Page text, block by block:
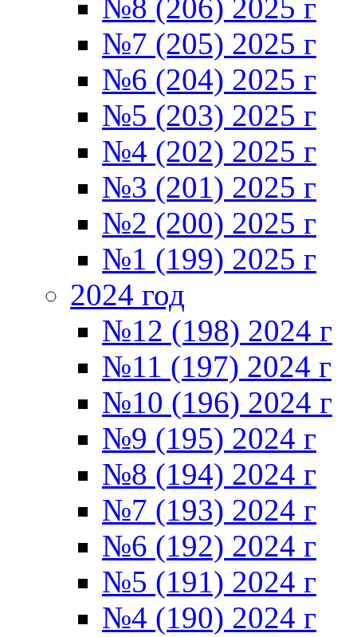
№8 (206) 2025 г
№7 (205) 2025 г
№6 (204) 2025 г
№5 (203) 2025 г
№4 (202) 2025 г
№3 (201) 2025 г
№2 (200) 2025 г
№1 (199) 2025 г
2024 год
№12 (198) 2024 г
№11 (197) 2024 г
№10 (196) 2024 г
№9 (195) 2024 г
№8 (194) 2024 г
№7 (193) 2024 г
№6 (192) 2024 г
№5 (191) 2024 г
№4 (190) 2024 г